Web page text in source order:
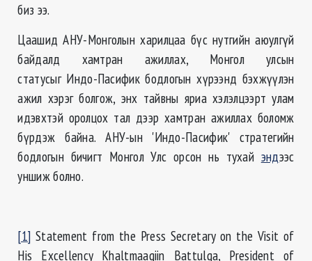
биз ээ.
Цаашид АНУ-Монголын харилцаа бүс нутгийн аюулгүй
байдалд хамтран ажиллах, Монгол улсын
статусыг Индо-Пасифик бодлогын хүрээнд бэхжүүлэн
ажил хэрэг болгож, энх тайвны яриа хэлэлцээрт улам
идэвхтэй оролцох тал дээр хамтран ажиллах боломж
бүрдэж байна. АНУ-ын 'Индо-Пасифик' стратегийн
бодлогын бичигт Монгол Улс орсон нь тухай эндээс
уншиж болно.
[1] Statement from the Press Secretary on the Visit of
His Excellency Khaltmaagiin Battulga, President of